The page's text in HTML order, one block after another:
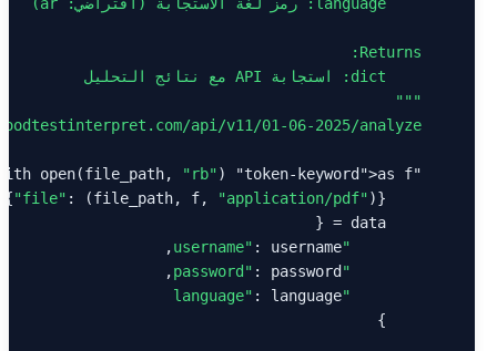
    "
""
api/v11/01-06-2025/analyze"
"token-keyword"
open(file_path, "rb")
"token-keyword"
"file" : (file_path, f,
"application/pdf"
"username"
"password"
"language"